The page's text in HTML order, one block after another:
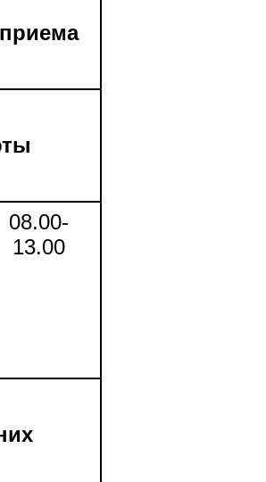
приема
08.00-
13.00